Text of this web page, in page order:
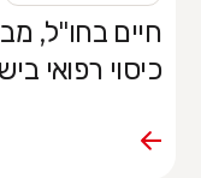
חיים בחו"ל,
כיסוי רפואי